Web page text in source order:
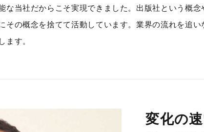
な当社だからこそ実現できました。出版社という概
その概念を捨てて活動しています。業界の流れを追
ます。
変化の